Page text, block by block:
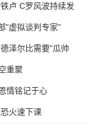
卢 C罗风波持续发
"虚拟谈判专家"
泽尔比需要"瓜帅
重聚
情铭记于心
火速下课